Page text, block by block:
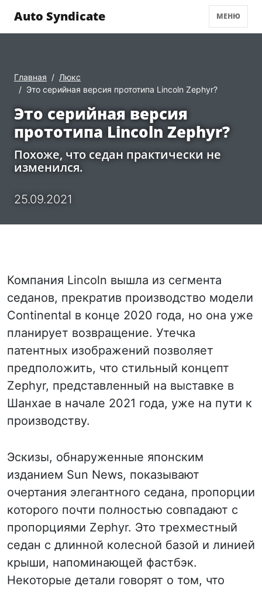
Auto Syndicate МЕНЮ
Главная
Люкс
Это серийная версия прототипа Lincoln Zephyr?
Это серийная версия
прототипа Lincoln Zephyr?
Похоже, что седан практически не
изменился.
25.09.2021
Компания Lincoln вышла из сегмента
седанов, прекратив производство модели
Continental в конце 2020 года, но она уже
планирует возвращение. Утечка
патентных изображений позволяет
предположить, что стильный концепт
Zephyr, представленный на выставке в
Шанхае в начале 2021 года, уже на пути к
производству.
Эскизы, обнаруженные японским
изданием Sun News, показывают
очертания элегантного седана, пропорции
которого почти полностью совпадают с
пропорциями Zephyr. Это трехместный
седан с длинной колесной базой и линией
крыши, напоминающей фастбэк.
Некоторые детали говорят о том, что